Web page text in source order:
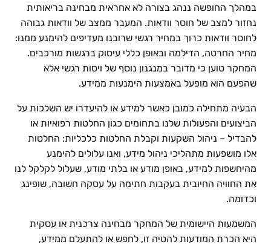
במהלך החופשה ננהג בצורה לא אחראית מבחינה בריאותית
נחזור למצב של חוסר וודאות. המעבר ממצב של וודאות גבוהה
לחוסר וודאות כרוך במחיר רגשי שרובנו מעדיפים להימנע ממנו:
מחיר החרטה, הדילמה ובאופן כללי עיסוק ברגשות מורכבים.
המחקר טוען כי מדובר במנגנון נוסף של ויסות רגשי אלא
שהפעם הוא מופעל באמצעות הימנעות ממידע.
הבעיה מתחילה כמובן כאשר למידע או להיעדרו יש השלכות על
הביצועים והפעולות שלנו בתחומים כגון החלטות רפואיות או
להבדיל – ניהול השקעות וקבלת החלטות כלכליות: החלטות
אלו מושפעות מתהליכי ניהול מידע, ואנו עלולים להימנע
מהיחשפות למידע, באופן מודע או בלתי מודע, שעלול לקלקל לנו
את החוויה החיובית בעקבות חתימה על עסקה חשובה, שופינג
וכדומה.
המשמעות היישומית של המחקר מבחינה צרכנית או עסקית
היא הכרת המודעות להטיה זו, לחפש או להתעלם ממידע,